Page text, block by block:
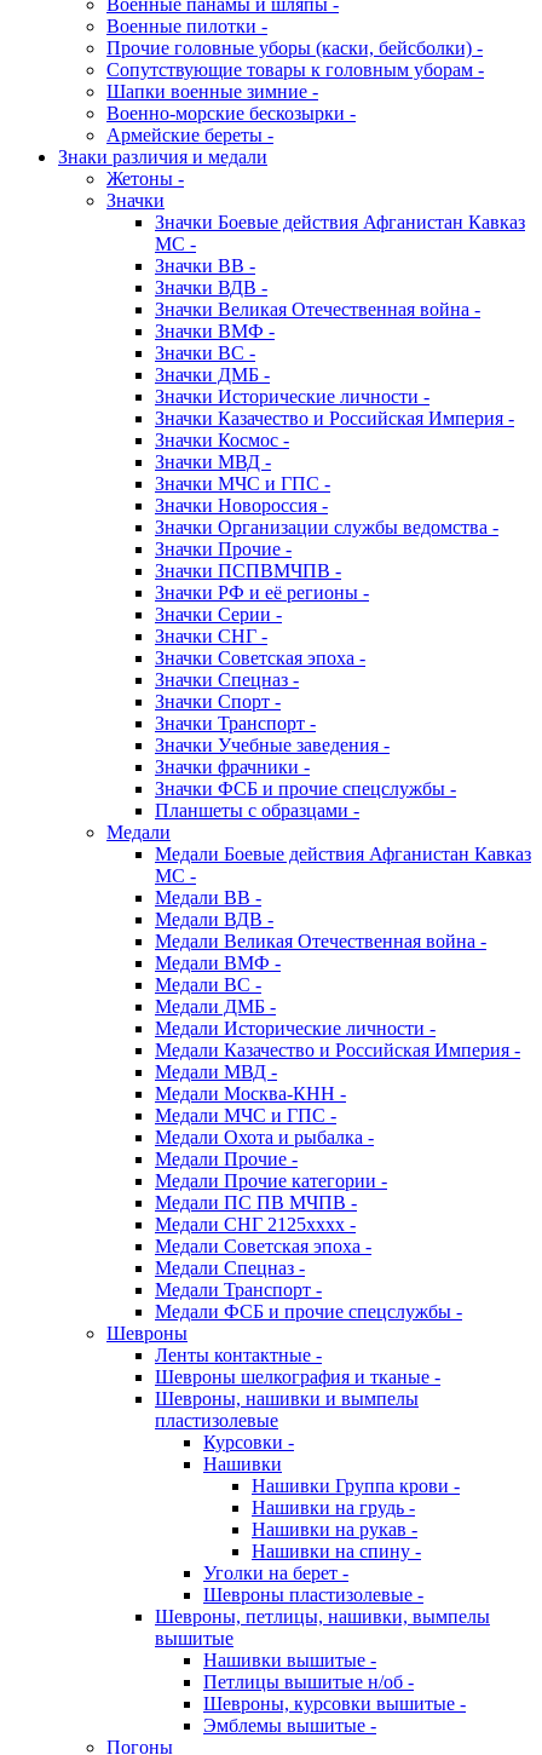
Военные панамы и шляпы -
Военные пилотки -
Прочие головные уборы (каски, бейсболки) -
Сопутствующие товары к головным уборам -
Шапки военные зимние -
Военно-морские бескозырки -
Армейские береты -
Знаки различия и медали
Жетоны -
Значки
Значки Боевые действия Афганистан Кавказ
МС -
Значки ВВ -
Значки ВДВ -
Значки Великая Отечественная война -
Значки ВМФ -
Значки ВС -
Значки ДМБ -
Значки Исторические личности -
Значки Казачество и Российская Империя -
Значки Космос -
Значки МВД -
Значки МЧС и ГПС -
Значки Новороссия -
Значки Организации службы ведомства -
Значки Прочие -
Значки ПСПВМЧПВ -
Значки РФ и её регионы -
Значки Серии -
Значки СНГ -
Значки Советская эпоха -
Значки Спецназ -
Значки Спорт -
Значки Транспорт -
Значки Учебные заведения -
Значки фрачники -
Значки ФСБ и прочие спецслужбы -
Планшеты с образцами -
Медали
Медали Боевые действия Афганистан Кавказ
МС -
Медали ВВ -
Медали ВДВ -
Медали Великая Отечественная война -
Медали ВМФ -
Медали ВС -
Медали ДМБ -
Медали Исторические личности -
Медали Казачество и Российская Империя -
Медали МВД -
Медали Москва-КНН -
Медали МЧС и ГПС -
Медали Охота и рыбалка -
Медали Прочие -
Медали Прочие категории -
Медали ПС ПВ МЧПВ -
Медали СНГ 2125хххх -
Медали Советская эпоха -
Медали Спецназ -
Медали Транспорт -
Медали ФСБ и прочие спецслужбы -
Шевроны
Ленты контактные -
Шевроны шелкография и тканые -
Шевроны, нашивки и вымпелы
пластизолевые
Курсовки -
Нашивки
Нашивки Группа крови -
Нашивки на грудь -
Нашивки на рукав -
Нашивки на спину -
Уголки на берет -
Шевроны пластизолевые -
Шевроны, петлицы, нашивки, вымпелы
вышитые
Нашивки вышитые -
Петлицы вышитые н/об -
Шевроны, курсовки вышитые -
Эмблемы вышитые -
Погоны